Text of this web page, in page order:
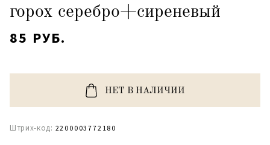
горох серебро+сиреневый
85 РУБ.
НЕТ В НАЛИЧИИ
Штрих-код: 2200003772180